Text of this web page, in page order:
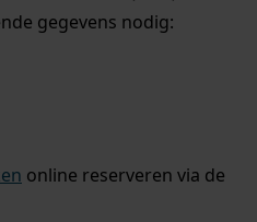
gegevens nodig:
online reserveren via de